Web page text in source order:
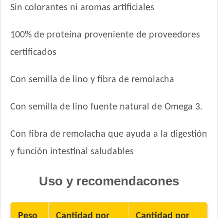
Jaspe Gato Adulto
Kedi Special Care
Kongo Gato Adulto sabor Salmón y Atún
Maxxium Gato Trucha Patagónica
Mi Amigo Gato Adulto
Montañés Gato Adulto
Sin colorantes ni aromas artificiales
100% de proteína proveniente de proveedores
certificados
Con semilla de lino y fibra de remolacha
Con semilla de lino fuente natural de Omega 3.
Con fibra de remolacha que ayuda a la digestión
y función intestinal saludables
Uso y recomendacones
Peso
Cantidad por
Cantidad por